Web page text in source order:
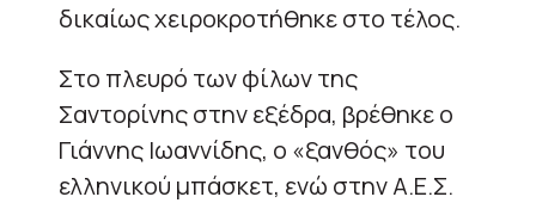
δικαίως χειροκροτήθηκε στο τέλος.
Στο πλευρό των φίλων της
Σαντορίνης στην εξέδρα, βρέθηκε ο
Γιάννης Ιωαννίδης, ο «ξανθός» του
ελληνικού μπάσκετ, ενώ στην Α.Ε.Σ.